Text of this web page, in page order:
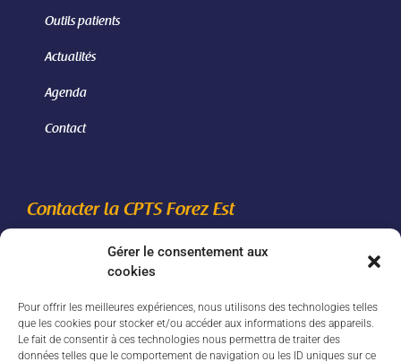
Gérer le consentement aux
cookies
Pour offrir les meilleures expériences, nous utilisons des technologies telles
que les cookies pour stocker et/ou accéder aux informations des appareils.
Le fait de consentir à ces technologies nous permettra de traiter des
données telles que le comportement de navigation ou les ID uniques sur ce
Outils patients
Actualités
Agenda
Contact
Contacter la CPTS Forez Est
2910 route de Feurs - 42110 Civens